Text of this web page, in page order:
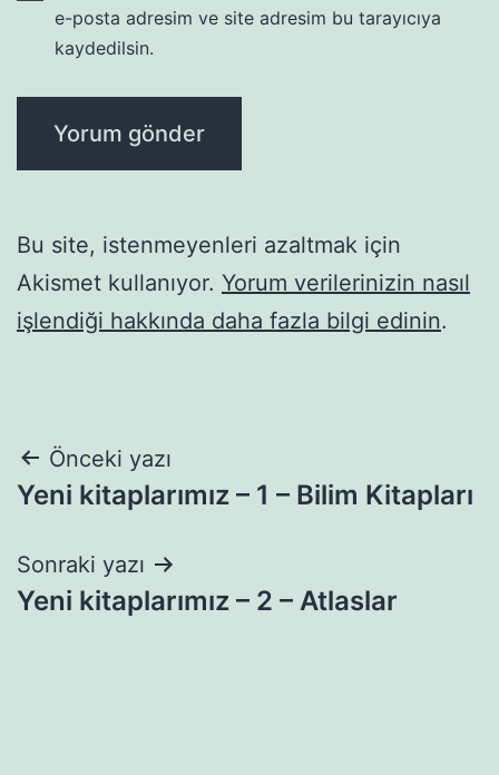
e-posta adresim ve site adresim bu tarayıcıya
kaydedilsin.
Bu site, istenmeyenleri azaltmak için
Akismet kullanıyor. Yorum verilerinizin nasıl
işlendiği hakkında daha fazla bilgi edinin.
Yazı
gezinmesi
Önceki yazı
Yeni kitaplarımız – 1 – Bilim Kitapları
Sonraki yazı
Yeni kitaplarımız – 2 – Atlaslar